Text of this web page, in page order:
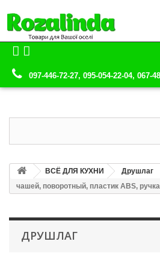
097-446-72-27, 095-054-22-04, 067-
ВСЁ ДЛЯ КУХНИ Друшлаг
чашей, поворотный, пластик ABS,
ДРУШЛАГ